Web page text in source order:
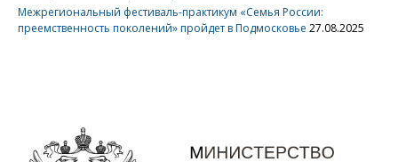
Межрегиональный фестиваль-практикум «Семья России:
преемственность поколений» пройдет в Подмосковье 27.08.2025